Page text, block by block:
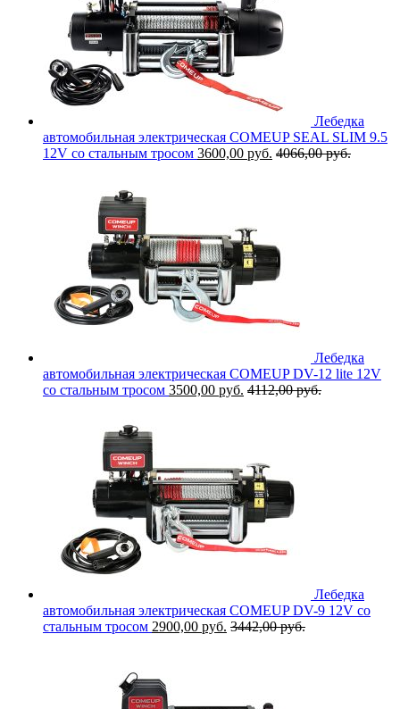
Лебедка
автомобильная электрическая COMEUP SEAL SLIM 9.5
12V со стальным тросом 3600,00 руб. 4066,00руб.
Лебедка
автомобильная электрическая COMEUP DV-12 lite 12V
со стальным тросом 3500,00 руб. 4112,00руб.
Лебедка
автомобильная электрическая COMEUP DV-9 12V со
стальным тросом 2900,00 руб. 3442,00руб.